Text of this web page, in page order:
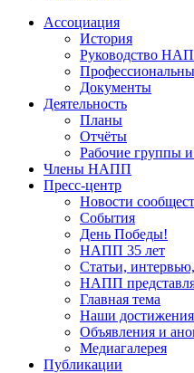
Ассоциация
История
Руководство
Документы
Деятельность
Планы
Отчёты
Рабочие группы
Члены НАПП
Пресс-центр
Новости
События
День Победы!
НАПП 35 лет
Статьи,
НАПП
Главная тема
Наши достижения
Объявления и
Медиагалерея
Публикации